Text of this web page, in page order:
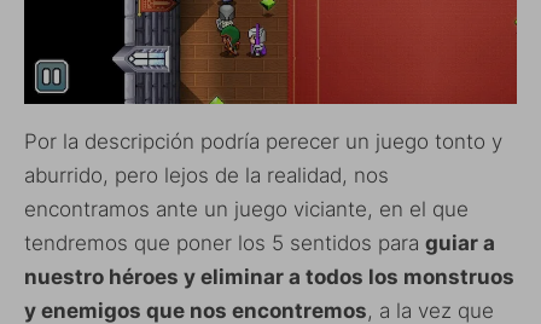
Por la descripción podría perecer un juego tonto y
aburrido, pero lejos de la realidad, nos
encontramos ante un juego viciante, en el que
tendremos que poner los 5 sentidos para guiar a
nuestro héroes y eliminar a todos los monstruos
y enemigos que nos encontremos, a la vez que